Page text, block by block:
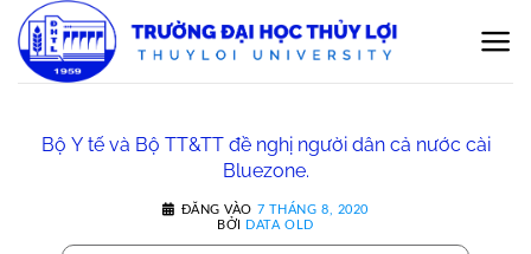
qua
nội
dung
Bộ Y tế và Bộ TT&TT đề nghị người dân cả nước cài
Bluezone.
ĐĂNG VÀO 7 THÁNG 8, 2020
BỞI
DATA OLD